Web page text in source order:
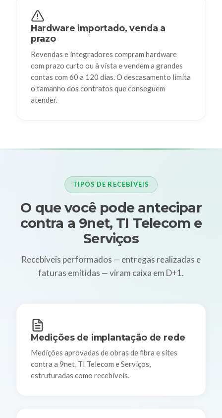
Hardware importado, venda a
prazo
Revendas e integradores compram hardware
com prazo curto ou à vista e vendem a grandes
contas com 60 a 120 dias. O descasamento limita
o tamanho dos contratos que conseguem
atender.
TIPOS DE RECEBÍVEIS
O que você pode antecipar
contra a 9net, TI Telecom e
Serviços
Recebíveis performados — entregas realizadas e
faturas emitidas — viram caixa em D+1.
Medições de implantação de rede
Medições aprovadas de obras de fibra e sites
contra a 9net, TI Telecom e Serviços,
estruturadas como recebíveis.